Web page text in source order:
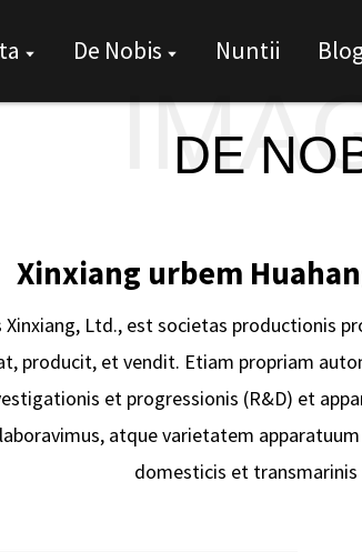
De Nobis Nuntii
DE
Xinxiang urbem
Ltd., est societas productionis
producit, et vendit. Etiam propriam
et progressionis (R&D) et
atque varietatem
domesticis et transmarinis